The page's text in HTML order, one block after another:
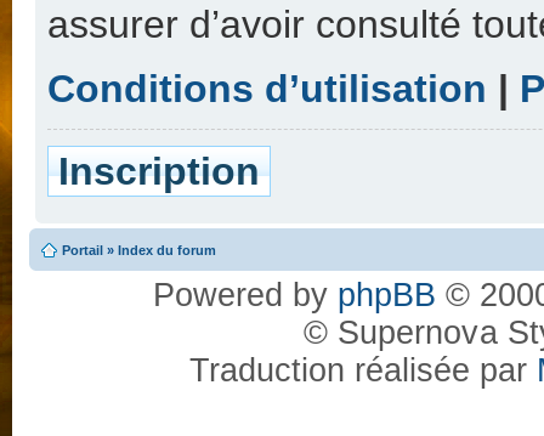
assurer d’avoir consulté
Conditions d’utilisation |
Inscription
Portail » Index du forum
Powered by phpBB ©
© Supernova
Traduction réalisée par